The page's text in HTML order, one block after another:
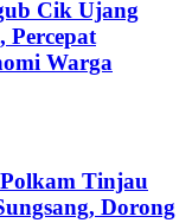
Cik Ujang
Percepat
Warga
Tinjau
Dorong